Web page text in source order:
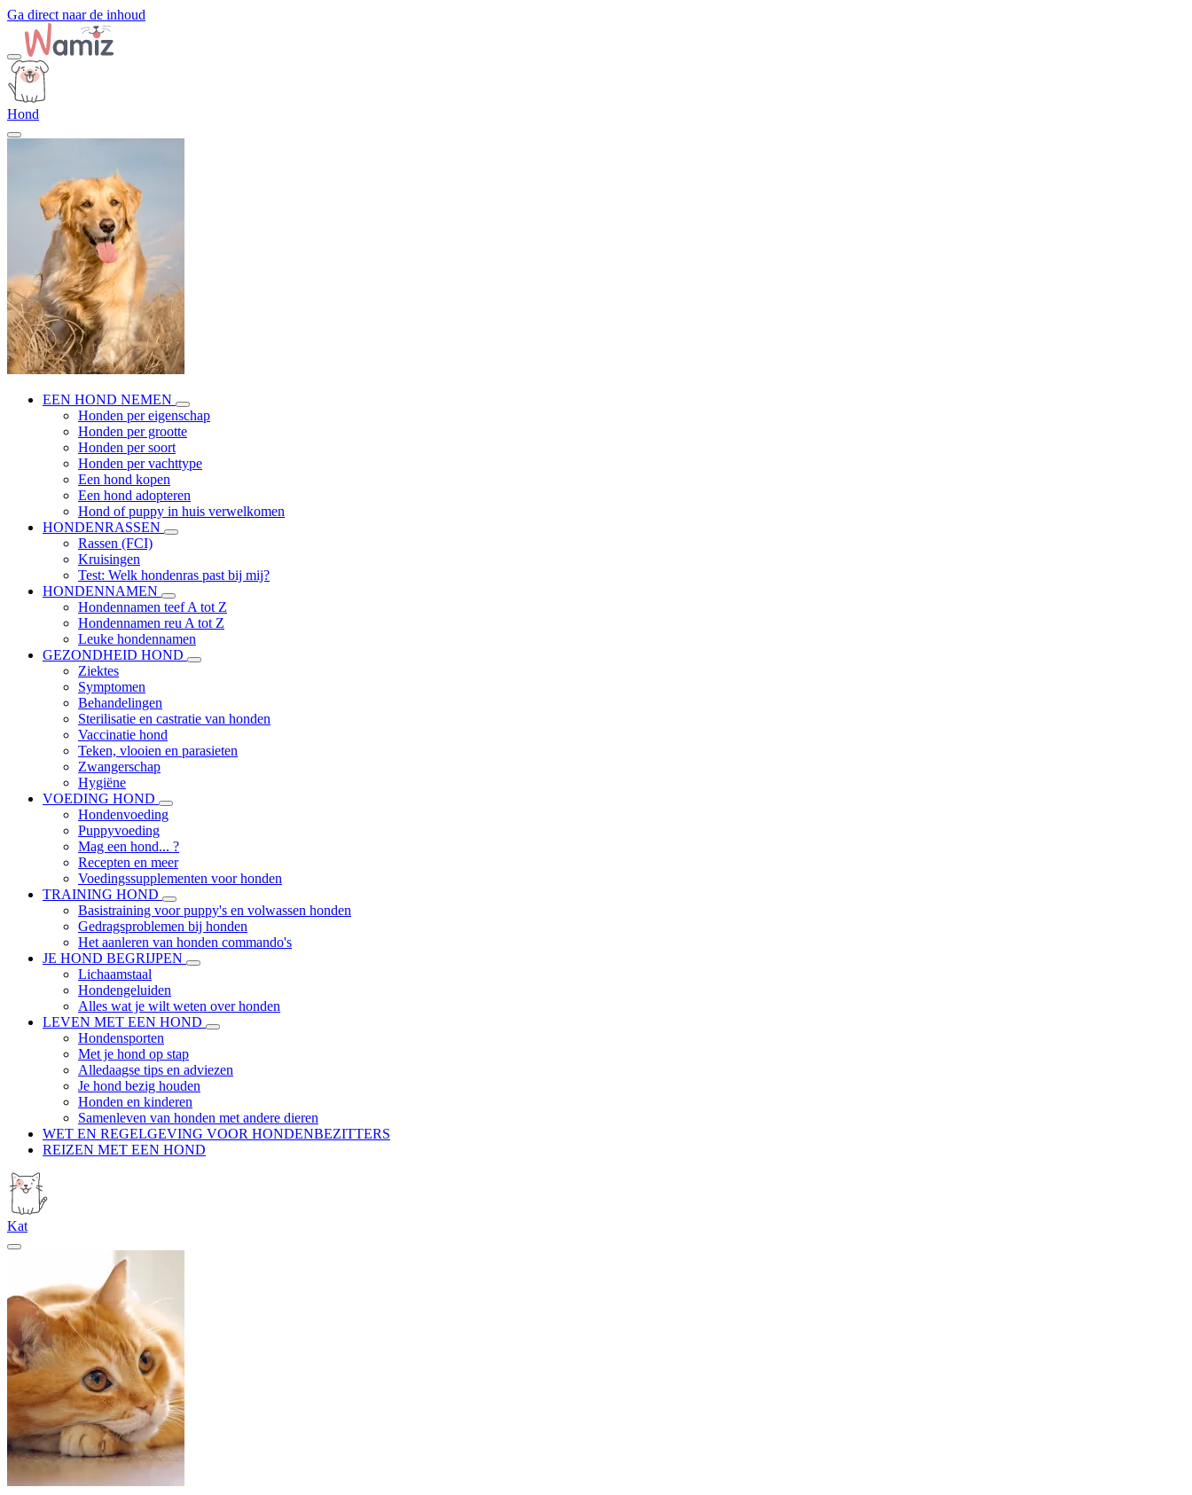
Ga direct naar de inhoud
Hond
EEN HOND NEMEN
Honden per eigenschap
Honden per grootte
Honden per soort
Honden per vachttype
Een hond kopen
Een hond adopteren
Hond of puppy in huis verwelkomen
HONDENRASSEN
Rassen (FCI)
Kruisingen
Test: Welk hondenras past bij mij?
HONDENNAMEN
Hondennamen teef A tot Z
Hondennamen reu A tot Z
Leuke hondennamen
GEZONDHEID HOND
Ziektes
Symptomen
Behandelingen
Sterilisatie en castratie van honden
Vaccinatie hond
Teken, vlooien en parasieten
Zwangerschap
Hygiëne
VOEDING HOND
Hondenvoeding
Puppyvoeding
Mag een hond... ?
Recepten en meer
Voedingssupplementen voor honden
TRAINING HOND
Basistraining voor puppy's en volwassen honden
Gedragsproblemen bij honden
Het aanleren van honden commando's
JE HOND BEGRIJPEN
Lichaamstaal
Hondengeluiden
Alles wat je wilt weten over honden
LEVEN MET EEN HOND
Hondensporten
Met je hond op stap
Alledaagse tips en adviezen
Je hond bezig houden
Honden en kinderen
Samenleven van honden met andere dieren
WET EN REGELGEVING VOOR HONDENBEZITTERS
REIZEN MET EEN HOND
Kat